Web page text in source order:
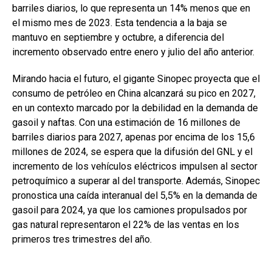
barriles diarios, lo que representa un 14% menos que en
el mismo mes de 2023. Esta tendencia a la baja se
mantuvo en septiembre y octubre, a diferencia del
incremento observado entre enero y julio del año anterior.
Mirando hacia el futuro, el gigante Sinopec proyecta que el
consumo de petróleo en China alcanzará su pico en 2027,
en un contexto marcado por la debilidad en la demanda de
gasoil y naftas. Con una estimación de 16 millones de
barriles diarios para 2027, apenas por encima de los 15,6
millones de 2024, se espera que la difusión del GNL y el
incremento de los vehículos eléctricos impulsen al sector
petroquímico a superar al del transporte. Además, Sinopec
pronostica una caída interanual del 5,5% en la demanda de
gasoil para 2024, ya que los camiones propulsados por
gas natural representaron el 22% de las ventas en los
primeros tres trimestres del año.